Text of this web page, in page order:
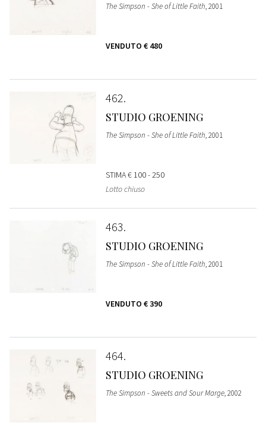
The Simpson - She of Little Faith, 2001
VENDUTO € 480
462
STUDIO GROENING
The Simpson - She of Little Faith, 2001
STIMA€ 100 - 250
Lotto chiuso
463
STUDIO GROENING
The Simpson - She of Little Faith, 2001
VENDUTO € 390
464
STUDIO GROENING
The Simpson - Sweets and Sour Marge, 2002